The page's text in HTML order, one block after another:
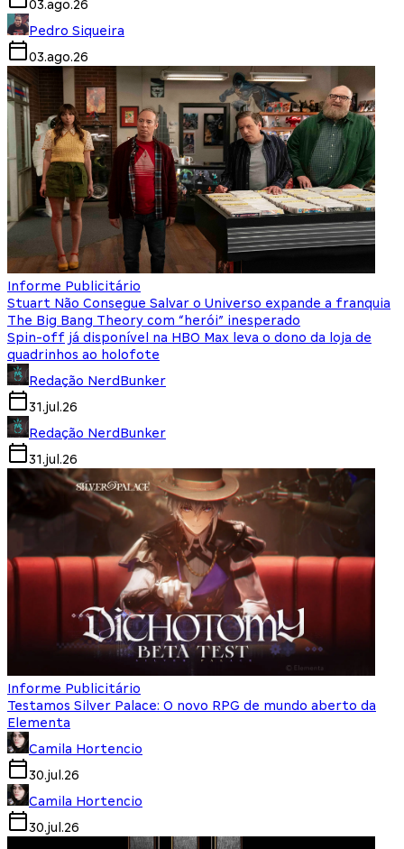
03.ago.26
Pedro Siqueira
03.ago.26
Informe Publicitário
Stuart Não Consegue Salvar o Universo expande a franquia
The Big Bang Theory com “herói” inesperado
Spin-off já disponível na HBO Max leva o dono da loja de
quadrinhos ao holofote
Redação NerdBunker
31.jul.26
Redação NerdBunker
31.jul.26
Informe Publicitário
Testamos Silver Palace: O novo RPG de mundo aberto da
Elementa
Camila Hortencio
30.jul.26
Camila Hortencio
30.jul.26